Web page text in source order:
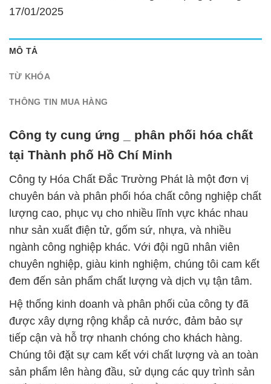
17/01/2025
MÔ TẢ
TỪ KHÓA
THÔNG TIN MUA HÀNG
Công ty cung ứng _ phân phối hóa chất
tại Thành phố Hồ Chí Minh
Công ty Hóa Chất Đắc Trường Phát là một đơn vị
chuyên bán và phân phối hóa chất công nghiệp chất
lượng cao, phục vụ cho nhiều lĩnh vực khác nhau
như sản xuất điện tử, gốm sứ, nhựa, và nhiều
ngành công nghiệp khác. Với đội ngũ nhân viên
chuyên nghiệp, giàu kinh nghiệm, chúng tôi cam kết
đem đến sản phẩm chất lượng và dịch vụ tận tâm.
Hệ thống kinh doanh và phân phối của công ty đã
được xây dựng rộng khắp cả nước, đảm bảo sự
tiếp cận và hỗ trợ nhanh chóng cho khách hàng.
Chúng tôi đặt sự cam kết với chất lượng và an toàn
sản phẩm lên hàng đầu, sử dụng các quy trình sản